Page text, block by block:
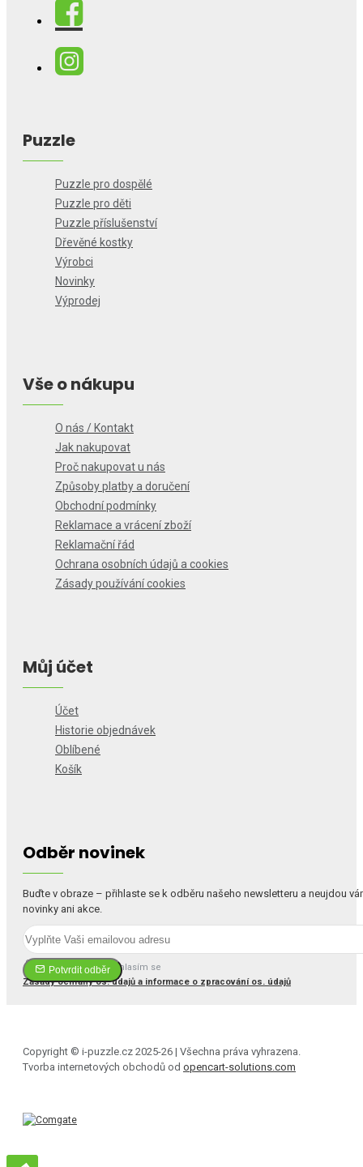
Puzzle
Puzzle pro dospělé
Puzzle pro děti
Puzzle příslušenství
Dřevěné kostky
Výrobci
Novinky
Výprodej
Vše o nákupu
O nás / Kontakt
Jak nakupovat
Proč nakupovat u nás
Způsoby platby a doručení
Obchodní podmínky
Reklamace a vrácení zboží
Reklamační řád
Ochrana osobních údajů a cookies
Zásady používání cookies
Můj účet
Účet
Historie objednávek
Oblíbené
Košík
Odběr novinek
Buďte v obraze – přihlaste se k odběru našeho newsletteru a neujdou
novinky ani akce.
Potvrdit odběr
Četl(a) jsem a souhlasím se
Zásady ochrany os. údajů a informace o zpracování os. údajů
Copyright © i-puzzle.cz 2025-26 | Všechna práva vyhrazena.
Tvorba internetových obchodů od opencart-solutions.com